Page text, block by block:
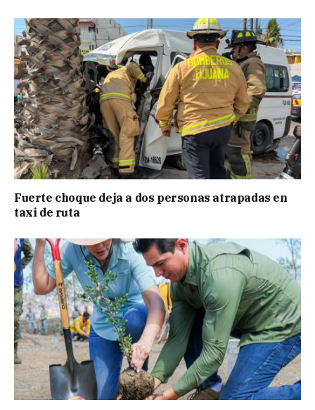
Fuerte choque deja a dos personas atrapadas en
taxi de ruta